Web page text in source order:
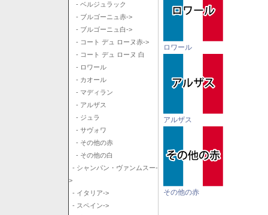
- ベルジュラック
- ブルゴーニュ赤->
- ブルゴーニュ白->
- コート デュ ローヌ赤->
- コート デュ ローヌ 白
- ロワール
- カオール
- マディラン
- アルザス
- ジュラ
- サヴォワ
- その他の赤
- その他の白
- シャンパン・ヴァンムスー-
>
- イタリア->
- スペイン->
ロワール
アルザス
その他の赤